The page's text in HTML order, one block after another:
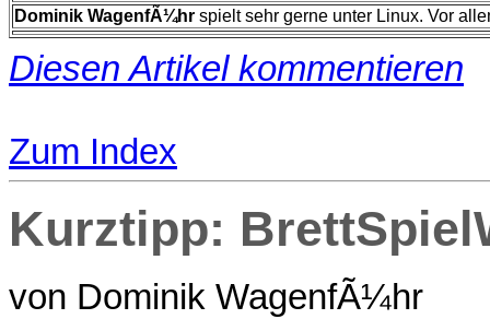
Dominik WagenfÃ¼hr spielt sehr gerne unter Linux. Vor
Diesen Artikel kommentieren
Zum Index
Kurztipp:
von Dominik WagenfÃ¼hr